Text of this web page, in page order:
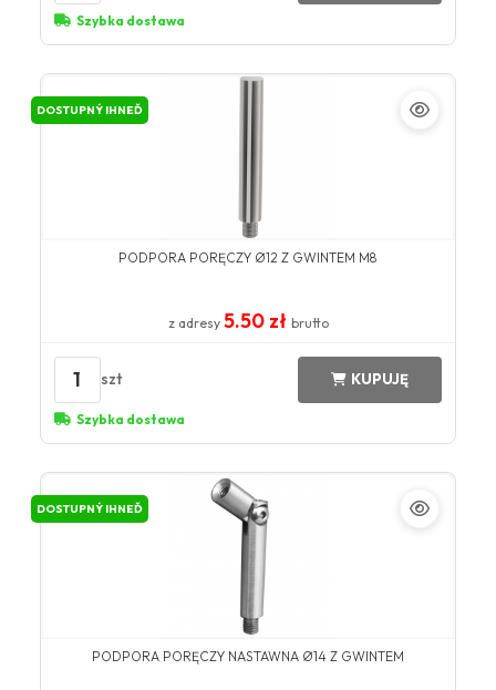
Szybka dostawa
DOSTUPNÝ IHNEĎ
PODPORA PORĘCZY Ø12 Z GWINTEM M8
z adresy 5.50 zł brutto
1 szt KUPUJĘ
Szybka dostawa
DOSTUPNÝ IHNEĎ
PODPORA PORĘCZY NASTAWNA Ø14 Z GWINTEM